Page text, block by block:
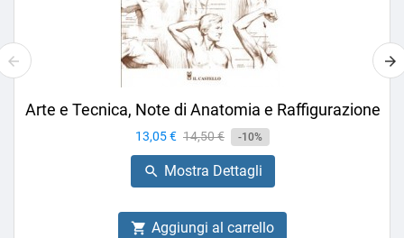
Arte e Tecnica, Note di Anatomia e Raffigurazione
Prezzo
13,05 € Prezzo
base
14,50 € -10%
 Mostra Dettagli
 Aggiungi al carrello